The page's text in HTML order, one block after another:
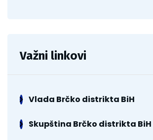
Važni linkovi
Vlada Brčko distrikta BiH
Skupština Brčko distrikta BiH